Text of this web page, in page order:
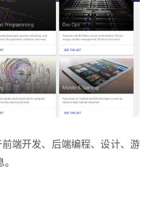
端开发、后端编程、设计、游